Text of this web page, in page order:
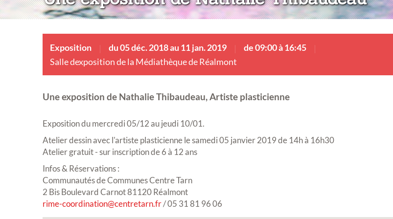
Exposition du 05 déc. 2018 au 11 jan. 2019
de 09:00 à 16:45
Salle dexposition de la Médiathèque de Réalmont
Une exposition de Nathalie Thibaudeau, Artiste plasticienne
Exposition du mercredi 05/12 au jeudi 10/01.
Atelier dessin avec l'artiste plasticienne le samedi 05 janvier 2019 de 14h à 16h30
Atelier gratuit - sur inscription de 6 à 12 ans
Infos & Réservations :
Communautés de Communes Centre Tarn
2 Bis Boulevard Carnot 81120 Réalmont
rime-coordination@centretarn.fr/ 05 31 81 96 06